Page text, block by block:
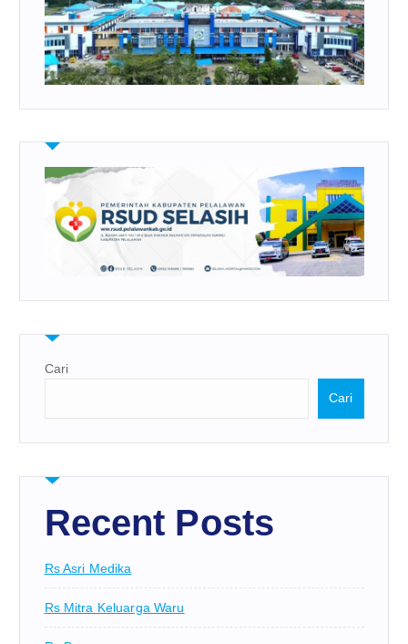
Cari
Cari
Recent Posts
Rs Asri Medika
Rs Mitra Keluarga Waru